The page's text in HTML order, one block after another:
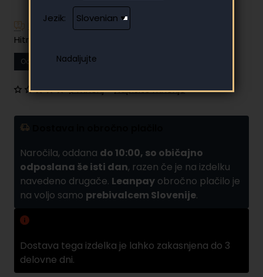
Jezik:
Imate dodatna vprašanja?
Hitro in enostavno obročno plačilo
Od 15.38 € Vaš mesečni obrok
Naročila, oddana do 10:00, so običajno
odposlana še isti dan, razen če je na izdelku
navedeno drugače. Leanpay obročno plačilo je
na voljo samo prebivalcem Slovenije.
Dostava tega izdelka je lahko zakasnjena do 3
delovne dni.
0 mnenj • Napišite mnenje